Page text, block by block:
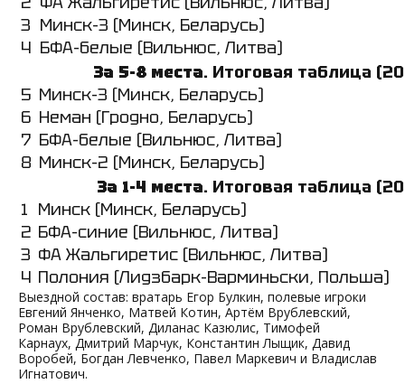
3 Минск-3 (Минск, Беларусь)
4 БФА-белые (Вильнюс, Литва)
За 5-8 места. Итоговая таблица
5 Минск-3 (Минск, Беларусь)
6 Неман (Гродно, Беларусь)
7 БФА-белые (Вильнюс, Литва)
8 Минск-2 (Минск, Беларусь)
За 1-4 места. Итоговая таблица
1 Минск (Минск, Беларусь)
2 БФА-синие (Вильнюс, Литва)
3 ФА Жальгиретис (Вильнюс, Литва)
4 Полония (Лидзбарк-Варминьски, Польша)
Выездной состав: вратарь Егор Булкин, полевые игроки
Евгений Янченко, Матвей Котин, Артём Врублевский,
Роман Врублевский, Диланас Казюлис, Тимофей
Карнаух, Дмитрий Марчук, Константин Лыщик, Давид
Воробей, Богдан Левченко, Павел Маркевич и Владислав
Игнатович.